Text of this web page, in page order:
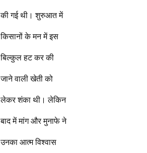
की गई थी। शुरुआत में
किसानों के मन में इस
बिल्कुल हट कर की
जाने वाली खेती को
लेकर शंका थी। लेकिन
बाद में मांग और मुनाफे ने
उनका आत्म विश्वास